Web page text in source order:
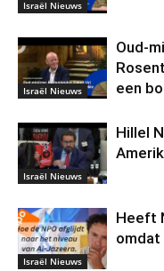
Israël Nieuws
Israël Nieuws
Oud-
een
Israël Nieuws
Hillel
Israël Nieuws
Heeft
omdat